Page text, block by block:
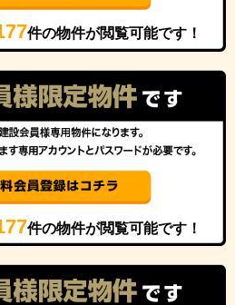
件の物件が閲覧可能です！
件の物件が閲覧可能です！